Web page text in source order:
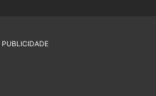
PUBLICIDADE